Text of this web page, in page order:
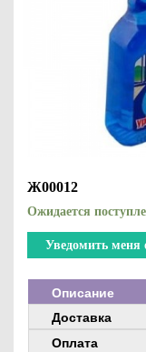
Ж00012
Ожидается
Уведомить меня
Описание
Доставка
Оплата